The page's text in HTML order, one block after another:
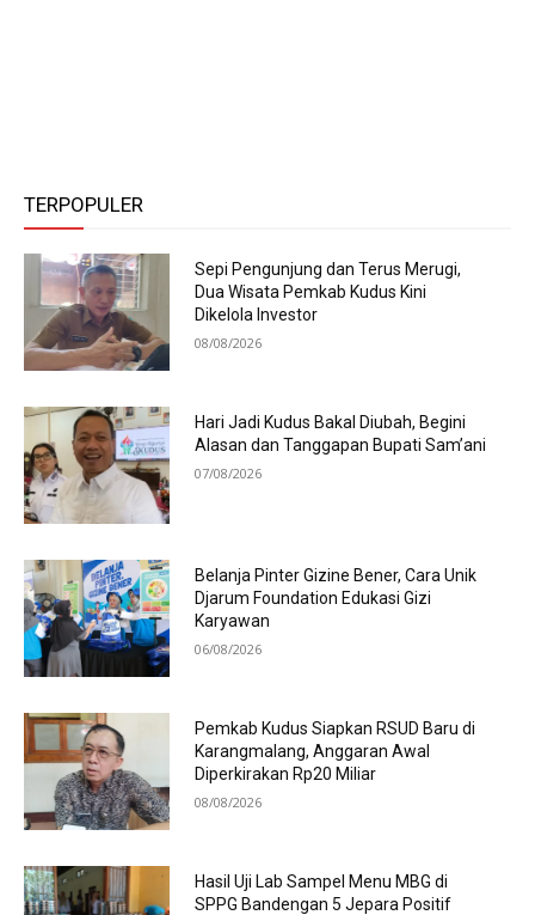
TERPOPULER
Sepi Pengunjung dan Terus Merugi,
Dua Wisata Pemkab Kudus Kini
Dikelola Investor
08/08/2026
Hari Jadi Kudus Bakal Diubah, Begini
Alasan dan Tanggapan Bupati Sam’ani
07/08/2026
Belanja Pinter Gizine Bener, Cara Unik
Djarum Foundation Edukasi Gizi
Karyawan
06/08/2026
Pemkab Kudus Siapkan RSUD Baru di
Karangmalang, Anggaran Awal
Diperkirakan Rp20 Miliar
08/08/2026
Hasil Uji Lab Sampel Menu MBG di
SPPG Bandengan 5 Jepara Positif